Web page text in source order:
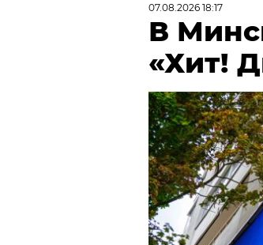
07.08.2026 18:17
В
«Хит!